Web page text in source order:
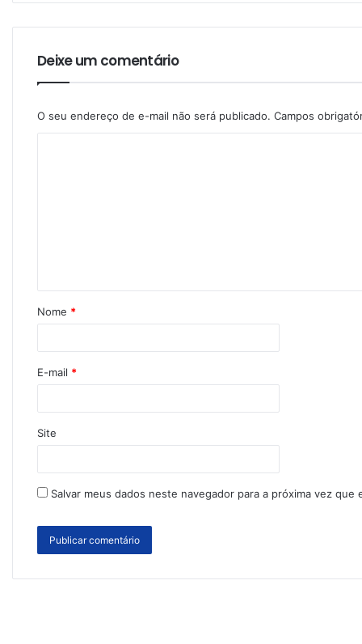
Deixe um comentário
O seu endereço de e-mail não será publicado. Campos
Nome *
E-mail *
Site
Salvar meus dados neste navegador para a próxima vez que